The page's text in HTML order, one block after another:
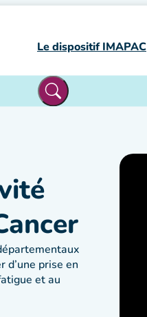
Le dispositif IMAPAC
d’une prise en
et au